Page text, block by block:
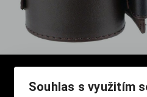
Souhlas s využitím